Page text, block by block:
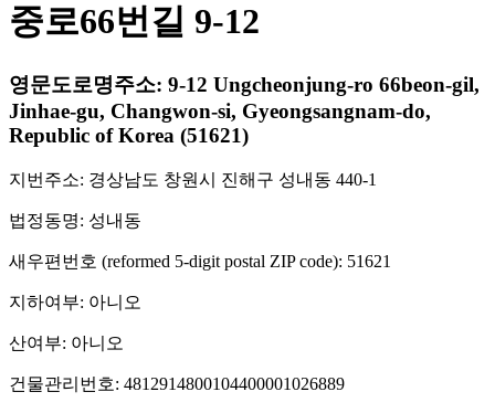
중로66번길 9-12
영문도로명주소: 9-12 Ungcheonjung-ro 66beon-gil,
Jinhae-gu, Changwon-si, Gyeongsangnam-do,
Republic of Korea (51621)
지번주소: 경상남도 창원시 진해구 성내동 440-1
법정동명: 성내동
새우편번호 (reformed 5-digit postal ZIP code): 51621
지하여부: 아니오
산여부: 아니오
건물관리번호: 4812914800104400001026889